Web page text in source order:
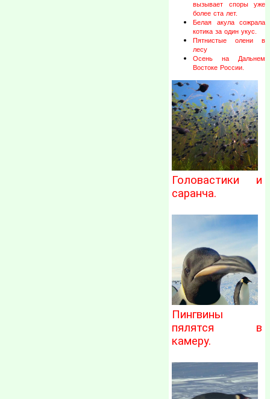
вызывает споры уже
более ста лет.
Белая акула сожрала
котика за один укус.
Пятнистые олени в
лесу
Осень на Дальнем
Востоке России.
Головастики и
саранча.
Пингвины
пялятся в
камеру.